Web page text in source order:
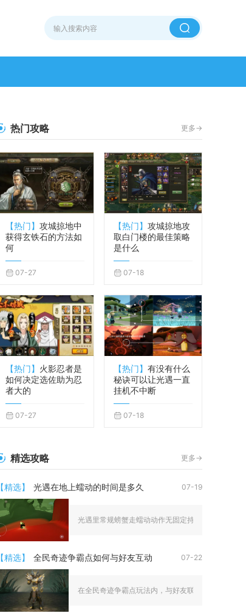
热门攻略 更多->
【热门】 攻城掠地中
获得玄铁石的方法如
何
07-27
【热门】 攻城掠地攻
取白门楼的最佳策略
是什么
07-18
【热门】 火影忍者是
如何决定选佐助为忍
者大的
07-27
【热门】 有没有什么
秘诀可以让光遇一直
挂机不中断
07-18
精选攻略 更多->
【精选】 光遇在地上蠕动的时间是多久 07-19
光遇里常规螃蟹走蠕动动作无固定持续时长，只要
【精选】 全民奇迹争霸点如何与好友互动 07-22
在全民奇迹争霸点玩法内，与好友联动可同步提升